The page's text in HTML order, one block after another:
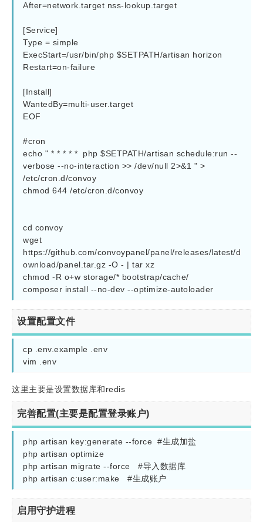
After=network.target nss-lookup.target
[Service]
Type = simple
ExecStart=/usr/bin/php $SETPATH/artisan horizon
Restart=on-failure
[Install]
WantedBy=multi-user.target
EOF
#cron
echo " * * * * *  php $SETPATH/artisan schedule:run --
verbose --no-interaction >> /dev/null 2>&1 " >
/etc/cron.d/convoy
chmod 644 /etc/cron.d/convoy
cd convoy
wget
https://github.com/convoypanel/panel/releases/latest/d
ownload/panel.tar.gz -O - | tar xz
chmod -R o+w storage/* bootstrap/cache/
composer install --no-dev --optimize-autoloader
设置配置文件
cp .env.example .env
vim .env
这里主要是设置数据库和redis
完善配置(主要是配置登录账户)
php artisan key:generate --force  #生成加盐
php artisan optimize
php artisan migrate --force   #导入数据库
启用守护进程